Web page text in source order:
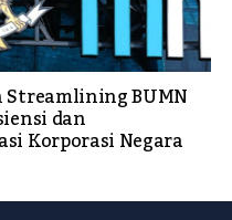
Streamlining BUMN
dan
Korporasi Negara